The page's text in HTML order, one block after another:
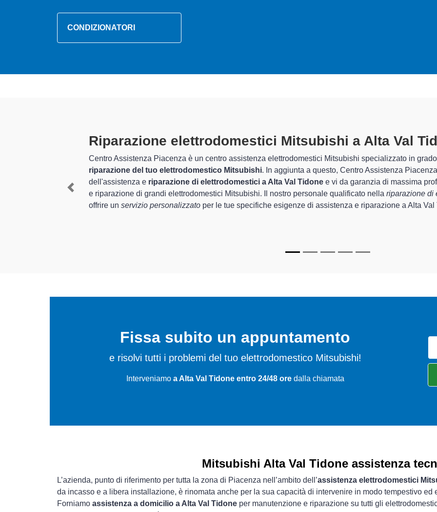
CONDIZIONATORI
per assistenza
, è in grado di
Tecnici Elettrodomestici Mitsubishi A Alta Val
preparati
I tecnici specializzati di Centro Assistenza Piacenza sono in grado di garantire al
e provincia per quel che riguarda la sistemazione e lariparazione del tuo
ripristino rapido del corretto funzionamento degli apparecchi.
In più,i tecnici Mitsubishi specializzatidi Centro Assistenza Piacenza sono in grado
Previous
Fissa subito un appuntamento
e risolvi tutti i problemi del tuo elettrodomestico Mitsubishi!
Interveniamo a Alta Val Tidone entro 24/48 oredalla chiamata
Mitsubishi Alta Val Tidone assistenza
L’azienda, punto di riferimento per tutta la zona di Piacenza nell’ambito dell’assistenza elettrodomestici
da incasso e a libera installazione, è rinomata anche per la sua capacità di intervenire in modo tempestivo ed
Forniamo assistenza a domicilio a Alta Val Tidone per manutenzione e riparazione su tutti gli